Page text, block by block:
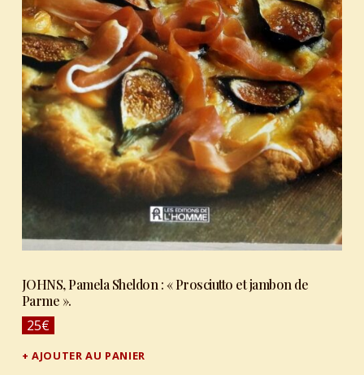
JOHNS, Pamela Sheldon : « Prosciutto et jambon de
Parme ».
25€
AJOUTER AU PANIER